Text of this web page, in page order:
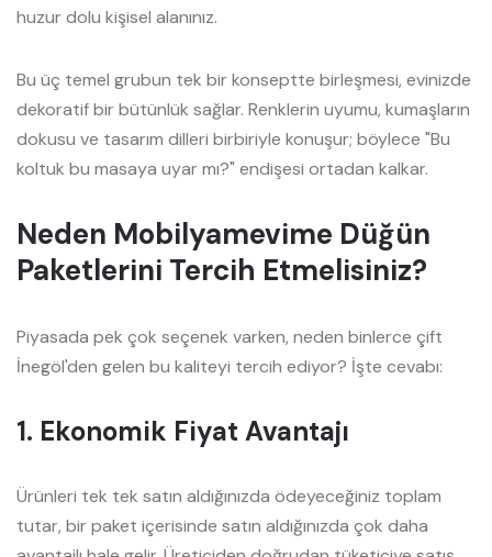
huzur dolu kişisel alanınız.
Bu üç temel grubun tek bir konseptte birleşmesi, evinizde
dekoratif bir bütünlük sağlar. Renklerin uyumu, kumaşların
dokusu ve tasarım dilleri birbiriyle konuşur; böylece "Bu
koltuk bu masaya uyar mı?" endişesi ortadan kalkar.
Neden Mobilyamevime Düğün
Paketlerini Tercih Etmelisiniz?
Piyasada pek çok seçenek varken, neden binlerce çift
İnegöl'den gelen bu kaliteyi tercih ediyor? İşte cevabı:
1. Ekonomik Fiyat Avantajı
Ürünleri tek tek satın aldığınızda ödeyeceğiniz toplam
tutar, bir paket içerisinde satın aldığınızda çok daha